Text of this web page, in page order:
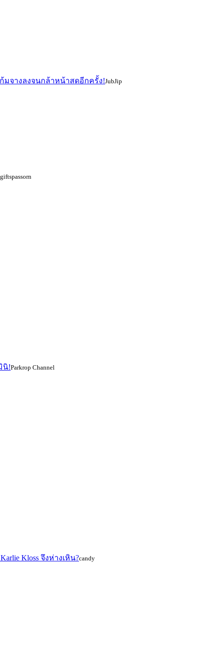
มจางลงจนกล้าหน้าสดอีกครั้ง!JubJip
giftspassorn
นิ!Parkrop Channel
Kloss จึงห่างเหิน?candy